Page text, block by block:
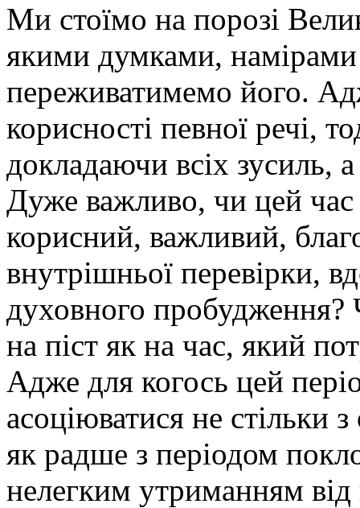
Ми стоїмо на порозі
якими думками, намірами
переживатимемо його.
корисності певної речі,
докладаючи всіх зусиль,
Дуже важливо, чи цей
корисний, важливий,
внутрішньої перевірки,
духовного
на піст як на час, який
Адже для когось цей
асоціюватися не стільки
як радше з періодом
нелегким утриманням від